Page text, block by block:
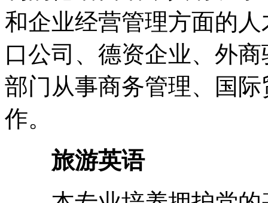
和企业经营管理方面的
口公司、德资企业、外
部门从事商务管理、国
作。
旅游英语